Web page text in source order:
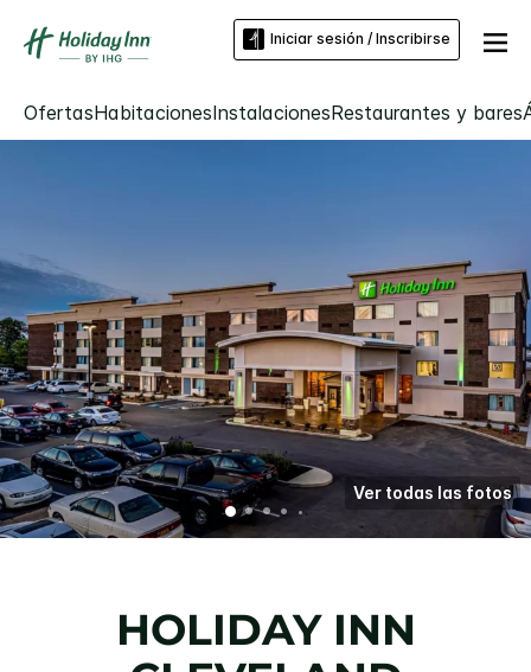
Iniciar sesión / Inscribirse
OfertasHabitacionesInstalacionesRestaurantes y bares
Ver todas las fotos
HOLIDAY INN